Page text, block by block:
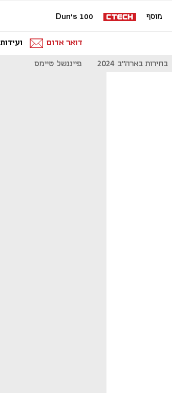
מוסף Dun's 100
דואר אדום ועידות
בחירות בארה"ב 2024 פייננשל טיימס